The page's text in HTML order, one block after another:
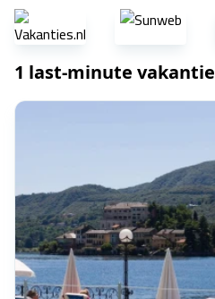
1 last-minute vakantie